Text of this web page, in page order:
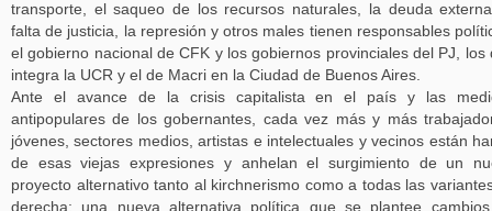
transporte, el saqueo de los recursos naturales, la deuda
falta de justicia, la represión y otros males tienen responsables
el gobierno nacional de CFK y los gobiernos provinciales del PJ, los
integra la UCR y el de Macri en la Ciudad de Buenos Aires.
Ante el avance de la crisis capitalista en el país y las
antipopulares de los gobernantes, cada vez más y más
jóvenes, sectores medios, artistas e intelectuales y vecinos están
de esas viejas expresiones y anhelan el surgimiento de un
proyecto alternativo tanto al kirchnerismo como a todas las
derecha; una nueva alternativa política que se plantee